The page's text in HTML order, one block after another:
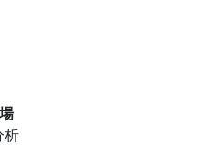
析